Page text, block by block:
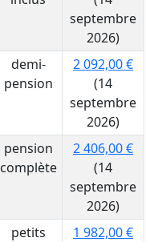
septembre
2026)
demi-
pension
2 092,00 €
(14
septembre
2026)
pension
complète
2 406,00 €
(14
septembre
2026)
petits
1 982,00 €